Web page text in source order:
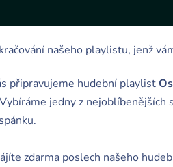
našeho playlistu, jenž
připravujeme hudební playlist
jedny z nejoblíbenějších
zdarma poslech našeho